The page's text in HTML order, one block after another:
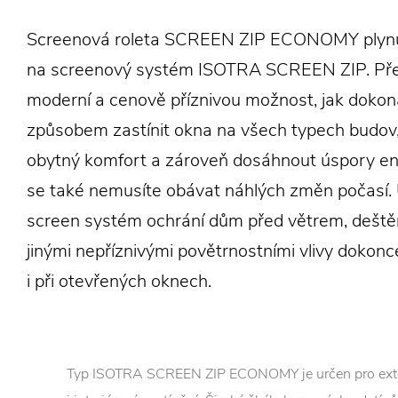
Screenová roleta SCREEN ZIP ECONOMY
na screenový systém ISOTRA SCREEN ZIP.
moderní a cenově příznivou možnost, jak
způsobem zastínit okna na všech typech
obytný komfort a zároveň dosáhnout úspory
se také nemusíte obávat náhlých změn počasí.
screen systém ochrání dům před větrem,
jinými nepříznivými povětrnostními vlivy
i při otevřených oknech.
Typ ISOTRA SCREEN ZIP ECONOMY je určen pro